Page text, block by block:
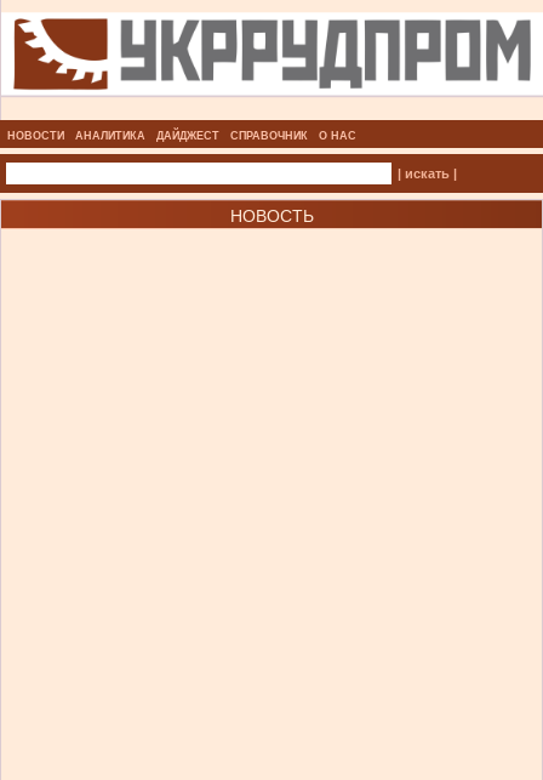
НОВОСТИ АНАЛИТИКА ДАЙДЖЕСТ СПРАВОЧНИК О НАС
| искать |
НОВОСТЬ